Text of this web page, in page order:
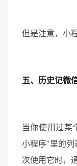
但是注意，小
五、历史记微
当你使用过某
小程序”里的
次使用它时，